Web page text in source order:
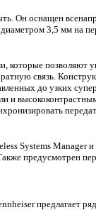
Он оснащен
3,5 мм на
позволяют
связь.
до узких
Systems
предусмотрен
предлагает